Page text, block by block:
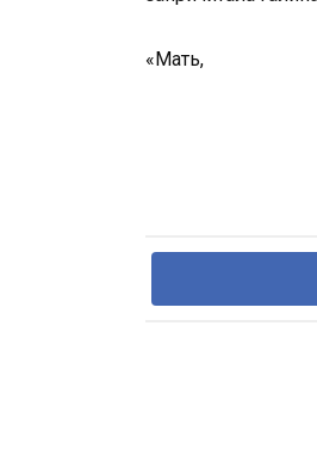
«Мать,